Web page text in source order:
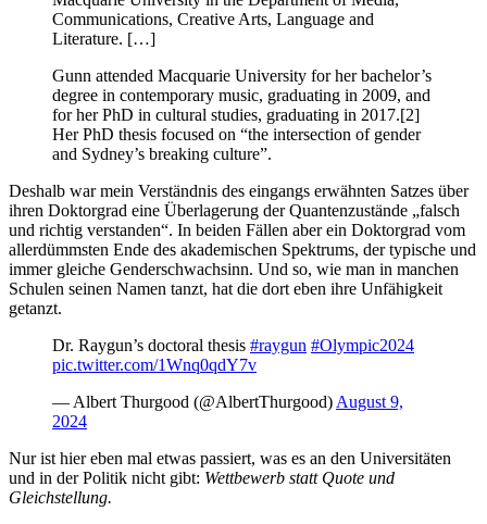
Communications, Creative Arts, Language and
Literature. […]
Gunn attended Macquarie University for her bachelor’s
degree in contemporary music, graduating in 2009, and
for her PhD in cultural studies, graduating in 2017.[2]
Her PhD thesis focused on “the intersection of gender
and Sydney’s breaking culture”.
Deshalb war mein Verständnis des eingangs erwähnten Satzes über
ihren Doktorgrad eine Überlagerung der Quantenzustände „falsch
und richtig verstanden“. In beiden Fällen aber ein Doktorgrad vom
allerdümmsten Ende des akademischen Spektrums, der typische und
immer gleiche Genderschwachsinn. Und so, wie man in manchen
Schulen seinen Namen tanzt, hat die dort eben ihre Unfähigkeit
getanzt.
Dr. Raygun’s doctoral thesis #raygun #Olympic2024
pic.twitter.com/1Wnq0qdY7v
— Albert Thurgood (@AlbertThurgood)August 9,
2024
Nur ist hier eben mal etwas passiert, was es an den Universitäten
und in der Politik nicht gibt: Wettbewerb statt Quote und
Gleichstellung.